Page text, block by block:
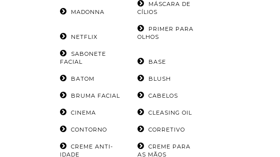
MADONNA
MÁSCARA DE
CÍLIOS
NETFLIX
PRIMER PARA
OLHOS
SABONETE
FACIAL
BASE
BATOM BLUSH
BRUMA FACIAL CABELOS
CINEMA CLEASING OIL
CONTORNO CORRETIVO
CREME ANTI-
IDADE
CREME PARA
AS MÃOS